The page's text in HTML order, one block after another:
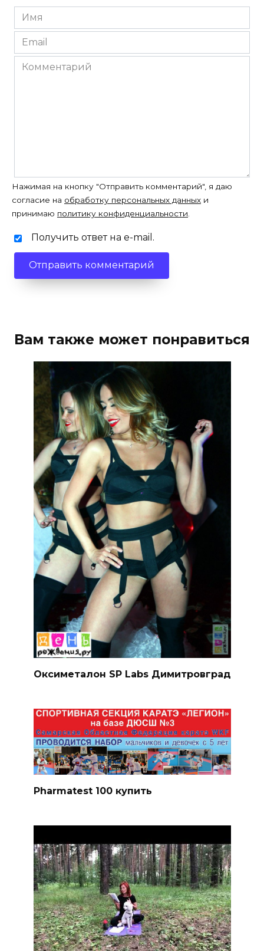
Имя
*
Email
*
Комментарий
Нажимая на кнопку "Отправить комментарий", я даю
согласие на обработку персональных данных и
принимаю политику конфиденциальности
Получить ответ на e-mail.
Вам также может понравиться
Оксиметалон SP Labs Димитровград
Pharmatest 100 купить